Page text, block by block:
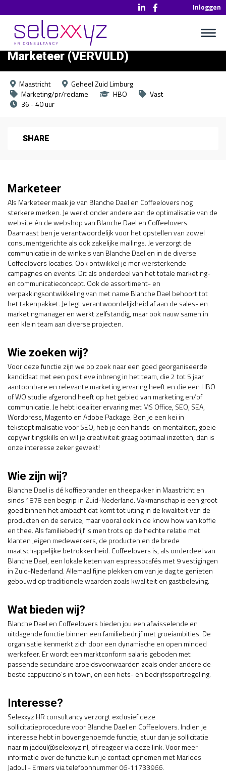
Inloggen
Marketeer (VERVULD)
Maastricht
Geheel Zuid Limburg
Marketing/pr/reclame
HBO
Vast
36 - 40 uur
SHARE
Marketeer
Als Marketeer maak je van Blanche Dael en Coffeelovers nog
sterkere merken. Je werkt onder andere aan de optimalisatie van de
website én de webshop van Blanche Dael en Coffeelovers.
Daarnaast ben je verantwoordelijk voor het opstellen van zowel
consumentgerichte als ook zakelijke mailings. Je verzorgt de
communicatie in de winkels van Blanche Dael en in de diverse
Coffeelovers locaties. Ook ontwikkel je merkversterkende
campagnes en events. Dit als onderdeel van het totale marketing-
en communicatieconcept. Ook de assortiment- en
verpakkingsontwikkeling van met name Blanche Dael behoort tot
het takenpakket. Je legt verantwoordelijkheid af aan de sales- en
marketingmanager en werkt zelfstandig, maar ook nauw samen in
een klein team aan diverse projecten.
Wie zoeken wij?
Voor deze functie zijn we op zoek naar een goed georganiseerde
kandidaat met een positieve inbreng in het team, die 2 tot 5 jaar
aantoonbare en relevante marketing ervaring heeft en die een HBO
of WO studie afgerond heeft op het gebied van marketing en/of
communicatie. Je hebt idealiter ervaring met MS Office, SEO, SEA,
Wordpress, Magento en Adobe Package. Ben je een kei in
tekstoptimalisatie voor SEO, heb je een hands-on mentaliteit, goeie
copywritingskills en wil je creativiteit graag optimaal inzetten, dan is
onze interesse zeker gewekt!
Wie zijn wij?
Blanche Dael is dé koffiebrander en theepakker in Maastricht en
sinds 1878 een begrip in Zuid-Nederland. Vakmanschap is een groot
goed binnen het ambacht dat komt tot uiting in de kwaliteit van de
producten en de service, maar vooral ook in de know how van koffie
en thee. Als familiebedrijf is men trots op de hechte relatie met
klanten ,eigen medewerkers, de producten en de brede
maatschappelijke betrokkenheid. Coffeelovers is, als onderdeel van
Blanche Dael, een lokale keten van espressocafés met 9 vestigingen
in Zuid-Nederland. Allemaal fijne plekken om van je dag te genieten
gebouwd op traditionele waarden zoals kwaliteit en gastbeleving.
Wat bieden wij?
Blanche Dael en Coffeelovers bieden jou een afwisselende en
uitdagende functie binnen een familiebedrijf met groeiambities. De
organisatie kenmerkt zich door een dynamische en open minded
werksfeer. Er wordt een marktconform salaris geboden met
passende secundaire arbeidsvoorwaarden zoals onder andere de
beste cappuccino’s in town, en een fiets- en bedrijfssportregeling.
Interesse?
Selexxyz HR consultancy verzorgt exclusief deze
sollicitatieprocedure voor Blanche Dael en Coffeelovers. Indien je
interesse hebt in bovengenoemde functie, stuur dan je sollicitatie
naar m.jadoul@selexxyz.nl, of reageer via deze link. Voor meer
informatie over de functie kun je contact opnemen met Marloes
Jadoul - Ermers via telefoonnummer 06-11733966.